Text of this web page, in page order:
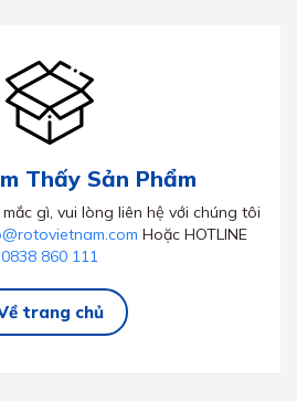
Thấy Sản Phẩm
gì, vui lòng liên hệ với chúng tôi
Hoặc HOTLINE
0838 860 111
trang chủ